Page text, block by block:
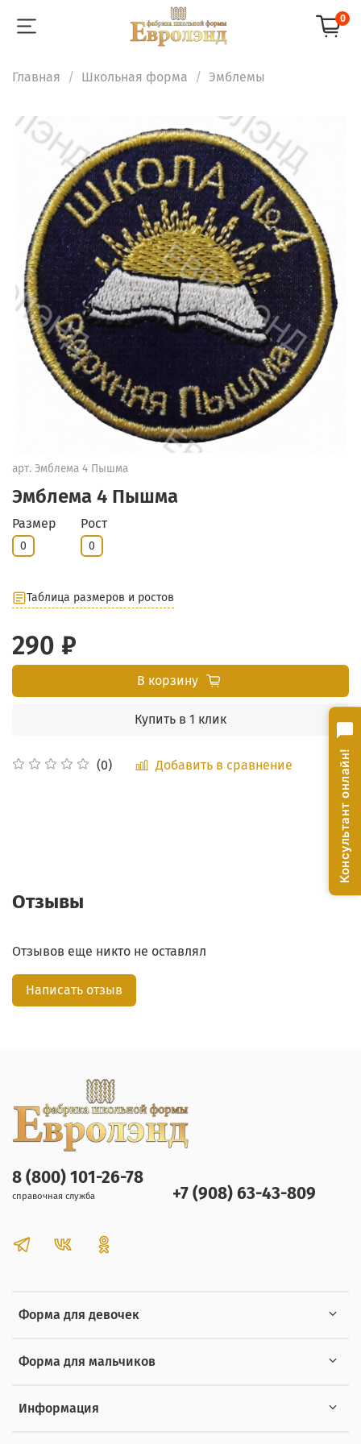
0
Главная Школьная форма Эмблемы
арт. Эмблема 4 Пышма
Эмблема 4 Пышма
(0) Добавить в сравнение
Размер
0
Рост
0
Таблица размеров и ростов
290 ₽
В корзину
Купить в 1 клик
Отзывы
Отзывов еще никто не оставлял
Написать отзыв
Форма для девочек
Форма для мальчиков
Информация
8 (800) 101-26-78
справочная служба +7 (908) 63-43-809
Консультант онлайн!